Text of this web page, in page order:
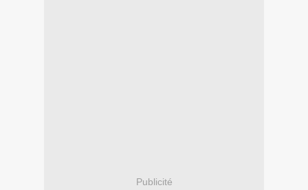
Publicité